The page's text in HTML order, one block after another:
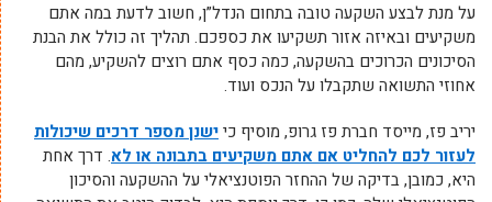
על מנת לבצע השקעה טובה בתחום הנדל”ן, חשוב לדעת במה אתם
משקיעים ובאיזה אזור תשקיעו את כספכם. תהליך זה כולל את הבנת
הסיכונים הכרוכים בהשקעה, כמה כסף אתם רוצים להשקיע, מהם
אחוזי התשואה שתקבלו על הנכס ועוד.
יריב פז, מייסד חברת פז גרופ, מוסיף כיישנן מספר דרכים שיכולות
לעזור לכם להחליט אם אתם משקיעים בתבונה או לא. דרך אחת
היא, כמובן, בדיקה של ההחזר הפוטנציאלי על ההשקעה והסיכון